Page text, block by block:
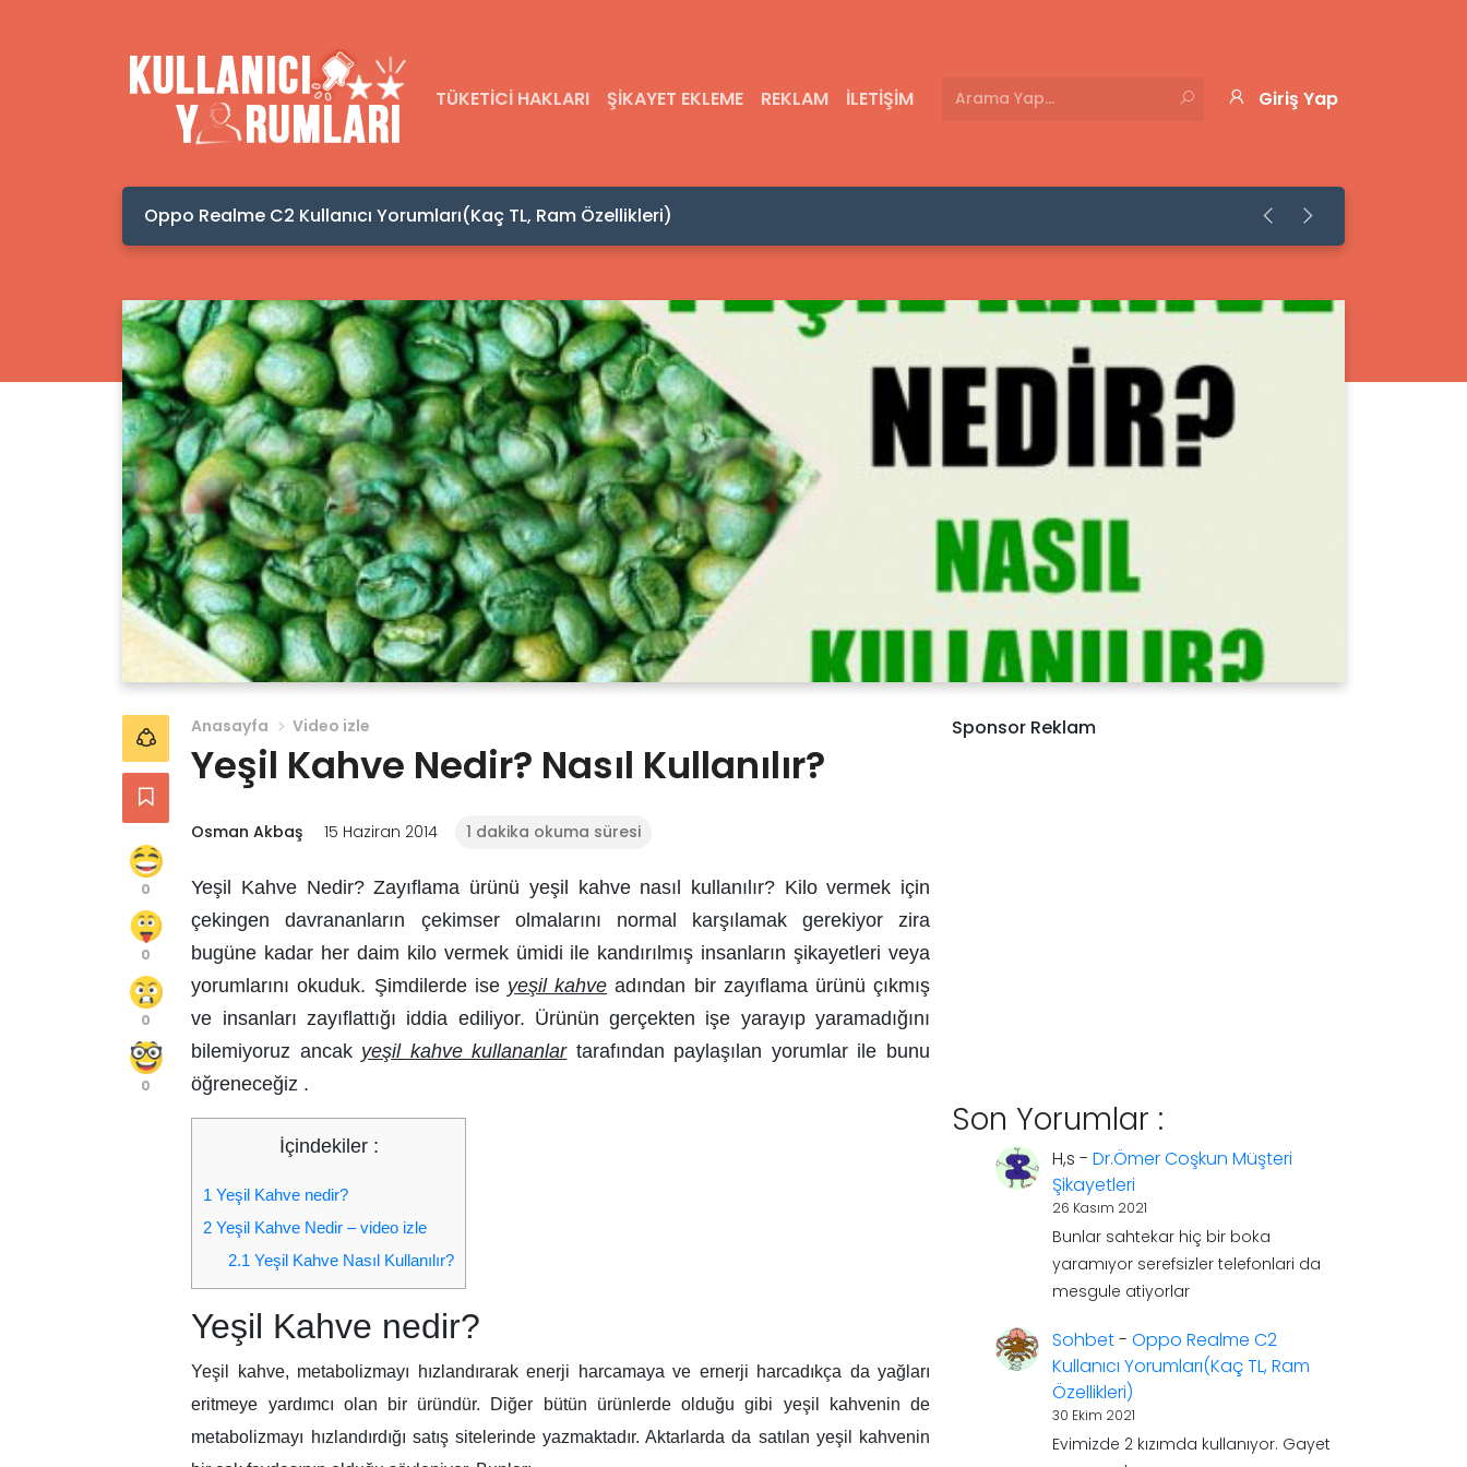
TÜKETICI HAKLARI ŞIKAYET EKLEME REKLAM İLETIŞIM Giriş Yap
Kafadan Hacamat Yaptıranların Yorumları
0
0
0
0
Anasayfa Video izle
Yeşil Kahve Nedir? Nasıl Kullanılır?
Osman Akbaş 15 Haziran 2014 1 dakika okuma süresi
Yeşil Kahve Nedir? Zayıflama ürünü yeşil kahve nasıl kullanılır?Kilo vermek için
çekingen davrananların çekimser olmalarını normal karşılamak gerekiyor zira
bugüne kadar her daim kilo vermek ümidi ile kandırılmış insanların şikayetleri veya
yorumlarını okuduk. Şimdilerde ise yeşil kahve adından bir zayıflama ürünü çıkmış
ve insanları zayıflattığı iddia ediliyor. Ürünün gerçekten işe yarayıp yaramadığını
bilemiyoruz ancak yeşil kahve kullananlartarafından paylaşılan yorumlar ile bunu
öğreneceğiz .
İçindekiler :
1 Yeşil Kahve nedir?
2 Yeşil Kahve Nedir – video izle
2.1 Yeşil Kahve Nasıl Kullanılır?
Yeşil Kahve nedir?
Yeşil kahve, metabolizmayı hızlandırarak enerji harcamaya ve ernerji harcadıkça da yağları
eritmeye yardımcı olan bir üründür. Diğer bütün ürünlerde olduğu gibi yeşil kahvenin de
metabolizmayı hızlandırdığı satış sitelerinde yazmaktadır. Aktarlarda da satılan yeşil kahvenin
Sponsor Reklam
Son Yorumlar :
H,s - Dr.Ömer Coşkun Müşteri
Şikayetleri
26 Kasım 2021
Bunlar sahtekar hiç bir boka
yaramıyor serefsizler telefonlari da
mesgule atiyorlar
Sohbet- Oppo Realme C2
Kullanıcı Yorumları(Kaç TL, Ram
Özellikleri)
30 Ekim 2021
Evimizde 2 kızımda kullanıyor. Gayet